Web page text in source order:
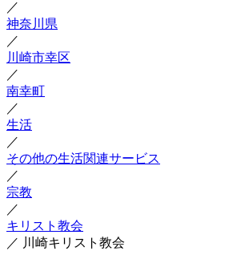
／
神奈川県
／
川崎市幸区
／
南幸町
／
生活
／
その他の生活関連サービス
／
宗教
／
キリスト教会
／ 川崎キリスト教会